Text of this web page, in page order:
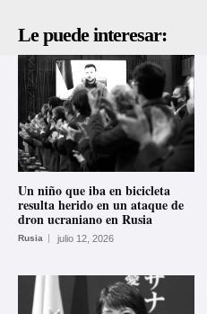
Le puede interesar:
Un niño que iba en bicicleta
resulta herido en un ataque de
dron ucraniano en Rusia
Rusia julio 12, 2026